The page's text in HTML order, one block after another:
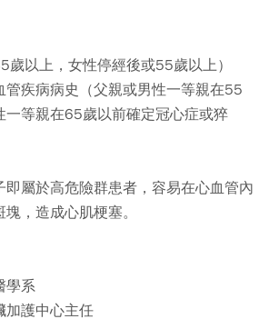
以上，女性停經後或55歲以上）
疾病病史（父親或男性一等親在55
一等親在65歲以前確定冠心症或猝
即屬於高危險群患者，容易在心血管內
，造成心肌梗塞。
學系
加護中心主任